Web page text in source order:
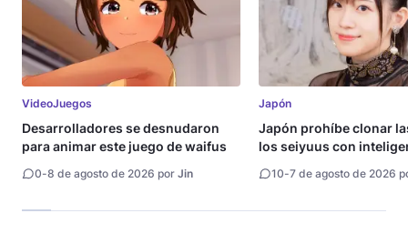
VideoJuegos
Desarrolladores se desnudaron
para animar este juego de waifus
0-8 de agosto de 2026 por Jin
Japón
Japón prohíbe clonar
los seiyuus con
10-7 de agosto de 2026